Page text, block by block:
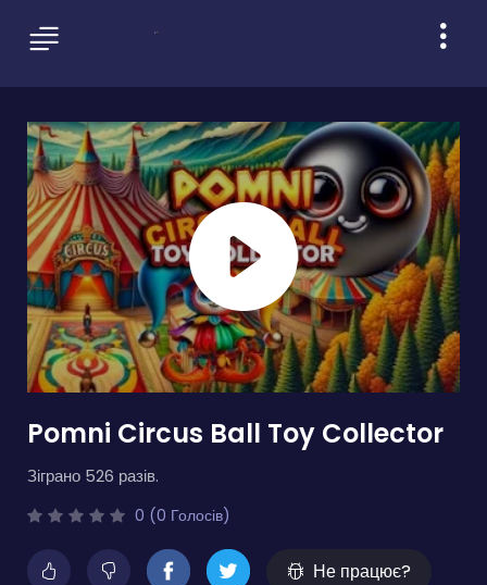
Pomni Circus Ball Toy Collector
Зіграно 526 разів.
0 (0 Голосів)
Не працює?